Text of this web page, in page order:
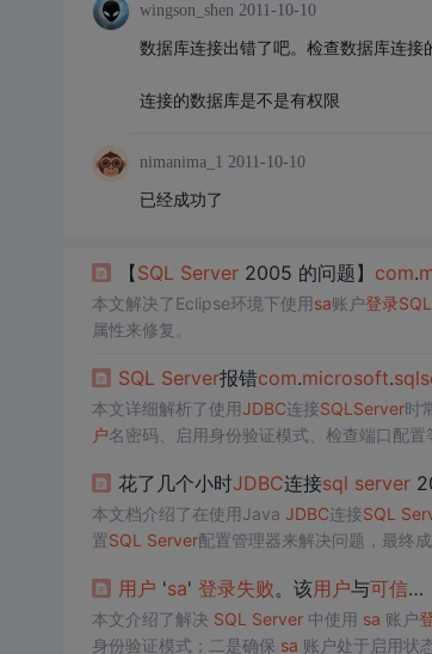
wingson_shen 2011-10-10
数据库连接出错了吧。检查数据库连接
连接的数据库是不是有权限
nimanima_1 2011-10-10
已经成功了
【SQL Server2005 的问题】 com.
本文解决了Eclipse环境下使用sa账户登录SQL
属性来修复。
SQL Server报错com.microsoft.sql
本文详细解析了使用JDBC连接SQL Server时
户名密码、启用身份验证模式、检查端口配置
花了几个小时JDBC连接sql server
本文档介绍了在使用Java JDBC连接SQL
置SQL Server配置管理器来解决问题，最终
用户 'sa' 登录失败。该用户与可信…
本文介绍了解决 SQL Server中使用 sa 账户
身份验证模式；二是确保 sa 账户处于启用状态